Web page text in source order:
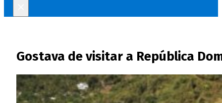
Gostava de visitar a República